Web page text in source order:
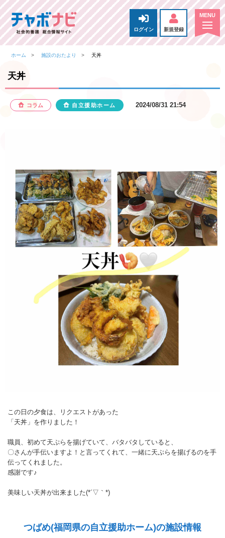
ログイン 新規登録
ホーム 施設のおたより 天丼
天丼
コラム 自立援助ホーム 2024/08/31 21:54
この日の夕食は、リクエストがあった
「天丼」を作りました！
職員、初めて天ぷらを揚げていて、バタバタしていると、
〇さんが手伝いますよ！と言ってくれて、一緒に天ぷらを揚げるのを手
伝ってくれました。
感謝です♪
美味しい天丼が出来ました(*´▽｀*)
つばめ(福岡県の自立援助ホーム)の施設情報